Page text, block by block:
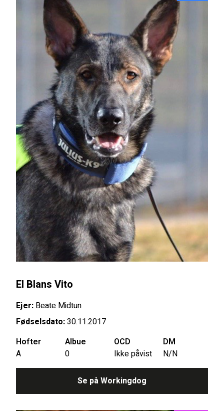
El Blans Vito
Ejer: Beate Midtun
Fødselsdato:30.11.2017
Hofter
Albue OCD
DM
A
0 Ikke påvist N/N
Se på Workingdog